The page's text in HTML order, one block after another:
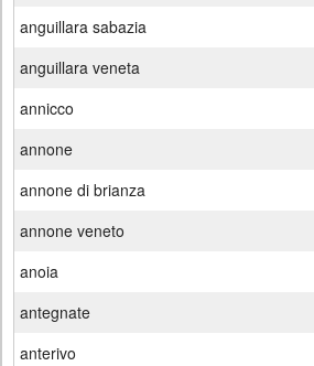
anguillara sabazia
anguillara veneta
annicco
annone
annone di brianza
annone veneto
anoia
antegnate
anterivo